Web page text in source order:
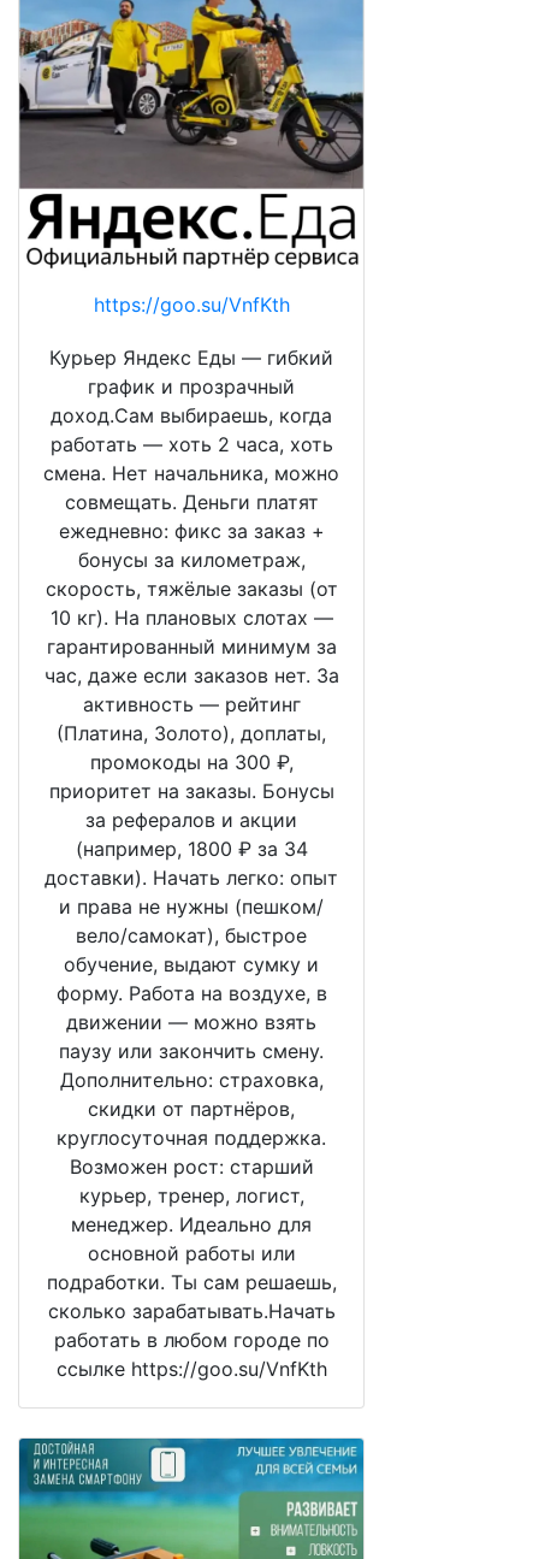
https://goo.su/VnfKth
Курьер Яндекс Еды — гибкий
график и прозрачный
доход.Сам выбираешь, когда
работать — хоть 2 часа, хоть
смена. Нет начальника, можно
совмещать. Деньги платят
ежедневно: фикс за заказ +
бонусы за километраж,
скорость, тяжёлые заказы (от
10 кг). На плановых слотах —
гарантированный минимум за
час, даже если заказов нет. За
активность — рейтинг
(Платина, Золото), доплаты,
промокоды на 300 ₽,
приоритет на заказы. Бонусы
за рефералов и акции
(например, 1800 ₽ за 34
доставки). Начать легко: опыт
и права не нужны (пешком/
вело/самокат), быстрое
обучение, выдают сумку и
форму. Работа на воздухе, в
движении — можно взять
паузу или закончить смену.
Дополнительно: страховка,
скидки от партнёров,
круглосуточная поддержка.
Возможен рост: старший
курьер, тренер, логист,
менеджер. Идеально для
основной работы или
подработки. Ты сам решаешь,
сколько зарабатывать.Начать
работать в любом городе по
ссылке https://goo.su/VnfKth